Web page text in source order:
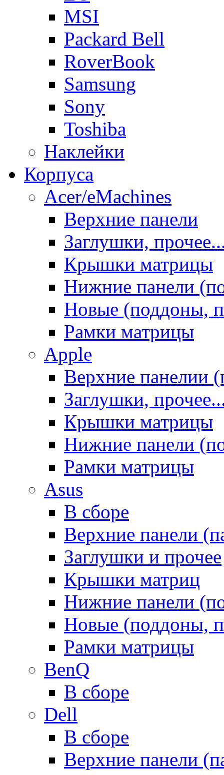
MSI
Packard Bell
RoverBook
Samsung
Sony
Toshiba
Наклейки
Корпуса
Acer/eMachines
Верхние панели
Заглушки,
Крышки матрицы
Нижние панели
Новые (поддоны,
Рамки матрицы
Apple
Верхние панелии
Заглушки,
Крышки матрицы
Нижние панели
Рамки матрицы
Asus
В сборе
Верхние панели
Заглушки и прочее
Крышки матриц
Нижние панели
Новые (поддоны,
Рамки матрицы
BenQ
В сборе
Dell
В сборе
Верхние панели